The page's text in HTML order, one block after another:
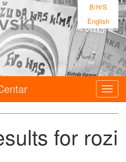
B/H/S
English
for rozi